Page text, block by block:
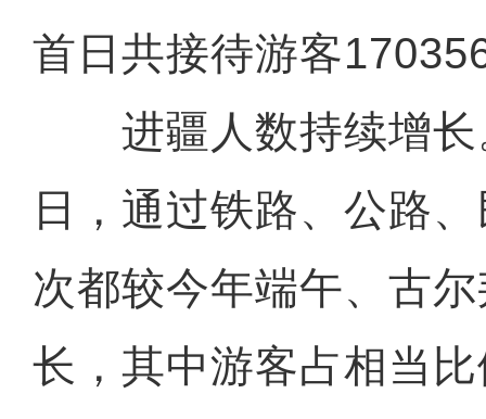
首日共接待游客
进疆人数持续增长
日，通过铁路、公路
次都较今年端午、古
长，其中游客占相当